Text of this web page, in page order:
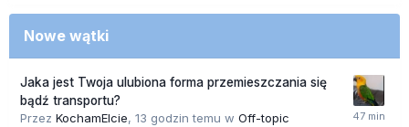
Nowe wątki
Jaka jest Twoja ulubiona forma przemieszczania się
bądź transportu?
Przez KochamElcie, 13 godzin temu w Off-topic